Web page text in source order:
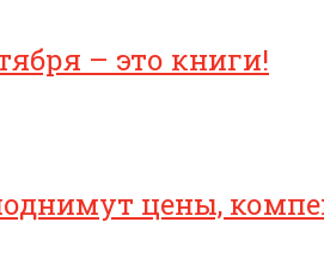
– это книги!
цены,